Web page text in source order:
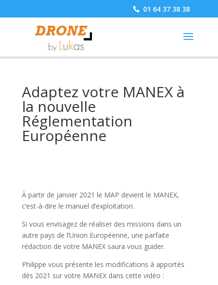
01 64 37 38 38
Adaptez votre MANEX à
la nouvelle
Réglementation
Européenne
À partir de janvier 2021 le MAP devient le MANEX,
c’est-à-dire le manuel d’exploitation.
Si vous envisagez de réaliser des missions dans un
autre pays de l’Union Européenne, une parfaite
rédaction de votre MANEX saura vous guider.
Philippe vous présente les modifications à apportés
dés 2021 sur votre MANEX dans cette vidéo :